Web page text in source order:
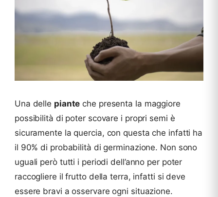
Una delle piante che presenta la maggiore
possibilità di poter scovare i propri semi è
sicuramente la quercia, con questa che infatti ha
il 90% di probabilità di germinazione. Non sono
uguali però tutti i periodi dell’anno per poter
raccogliere il frutto della terra, infatti si deve
essere bravi a osservare ogni situazione.